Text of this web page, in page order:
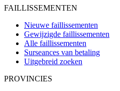
FAILLISSEMENTEN
Nieuwe faillissementen
Gewijzigde faillissementen
Alle faillissementen
Surseances van betaling
Uitgebreid zoeken
PROVINCIES